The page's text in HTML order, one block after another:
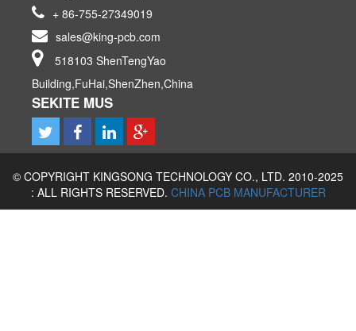
+ 86-755-27349019
sales@king-pcb.com
518103 ShenTengYao
Building,FuHai,ShenZhen,China
SEKITE MUS
© COPYRIGHT KINGSONG TECHNOLOGY CO., LTD. 2010-2025
: ALL RIGHTS RESERVED. CHINA PCB MANUFACTURER